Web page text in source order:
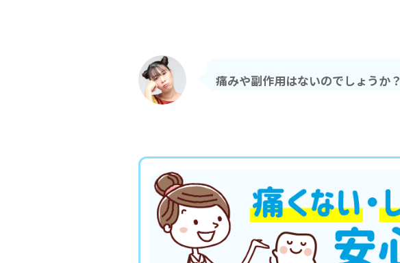
痛みや副作用はないのでしょうか？